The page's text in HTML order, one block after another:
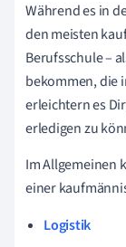
Während es in
den meisten
Berufsschule –
bekommen, die
erleichtern es
erledigen zu
Im Allgemeinen
einer
Logistik